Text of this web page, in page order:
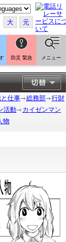
大 元
防災 緊急 メニュー
仕事 総務部
行財
活動
カイゼンマン
物